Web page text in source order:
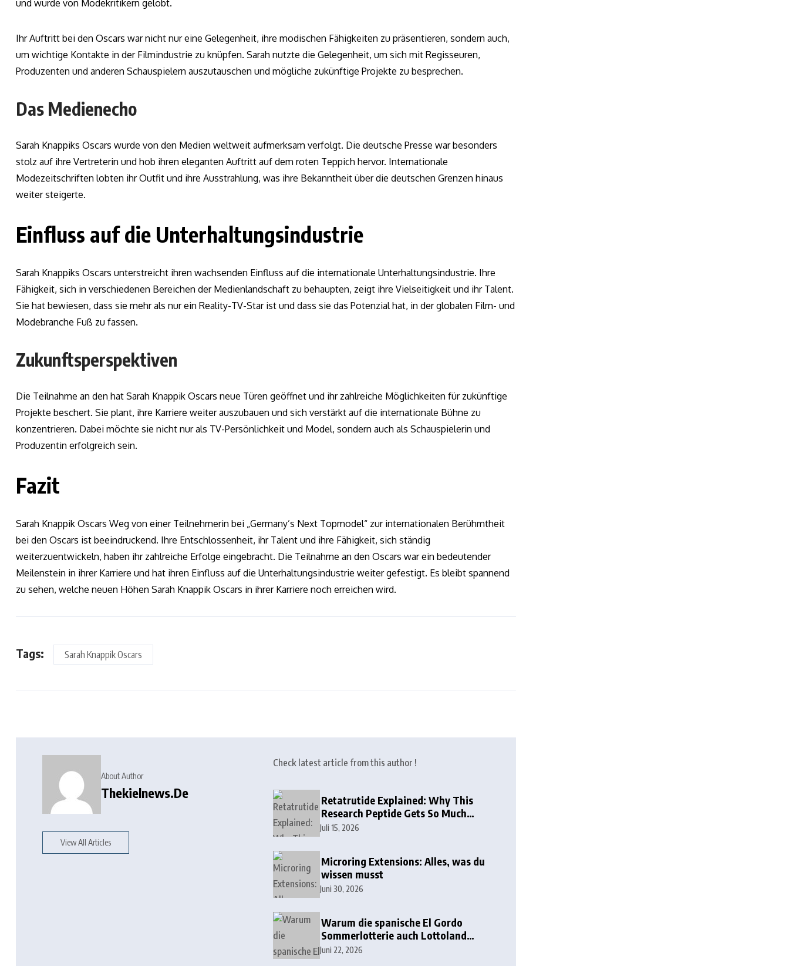
und wurde von Modekritikern gelobt.
Ihr Auftritt bei den Oscars war nicht nur eine Gelegenheit, ihre modischen Fähigkeiten zu präsentieren, sondern auch,
um wichtige Kontakte in der Filmindustrie zu knüpfen. Sarah nutzte die Gelegenheit, um sich mit Regisseuren,
Produzenten und anderen Schauspielern auszutauschen und mögliche zukünftige Projekte zu besprechen.
Das Medienecho
Sarah Knappiks Oscars wurde von den Medien weltweit aufmerksam verfolgt. Die deutsche Presse war besonders
stolz auf ihre Vertreterin und hob ihren eleganten Auftritt auf dem roten Teppich hervor. Internationale
Modezeitschriften lobten ihr Outfit und ihre Ausstrahlung, was ihre Bekanntheit über die deutschen Grenzen hinaus
weiter steigerte.
Einfluss auf die Unterhaltungsindustrie
Sarah Knappiks Oscars unterstreicht ihren wachsenden Einfluss auf die internationale Unterhaltungsindustrie. Ihre
Fähigkeit, sich in verschiedenen Bereichen der Medienlandschaft zu behaupten, zeigt ihre Vielseitigkeit und ihr Talent.
Sie hat bewiesen, dass sie mehr als nur ein Reality-TV-Star ist und dass sie das Potenzial hat, in der globalen Film- und
Modebranche Fuß zu fassen.
Zukunftsperspektiven
Die Teilnahme an den hat Sarah Knappik Oscars neue Türen geöffnet und ihr zahlreiche Möglichkeiten für zukünftige
Projekte beschert. Sie plant, ihre Karriere weiter auszubauen und sich verstärkt auf die internationale Bühne zu
konzentrieren. Dabei möchte sie nicht nur als TV-Persönlichkeit und Model, sondern auch als Schauspielerin und
Produzentin erfolgreich sein.
Fazit
Sarah Knappik Oscars Weg von einer Teilnehmerin bei „Germany’s Next Topmodel“ zur internationalen Berühmtheit
bei den Oscars ist beeindruckend. Ihre Entschlossenheit, ihr Talent und ihre Fähigkeit, sich ständig
weiterzuentwickeln, haben ihr zahlreiche Erfolge eingebracht. Die Teilnahme an den Oscars war ein bedeutender
Meilenstein in ihrer Karriere und hat ihren Einfluss auf die Unterhaltungsindustrie weiter gefestigt. Es bleibt spannend
zu sehen, welche neuen Höhen Sarah Knappik Oscars in ihrer Karriere noch erreichen wird.
Tags: Sarah Knappik Oscars
About Author
Thekielnews.de
View All Articles
Check latest article from this author !
Retatrutide Explained: Why This
Research Peptide Gets So Much
Attention
Juli 15, 2026
Microring Extensions: Alles, was du
wissen musst
Juni 30, 2026
Warum die spanische El Gordo
Sommerlotterie auch Lottoland
erobert
Juni 22, 2026